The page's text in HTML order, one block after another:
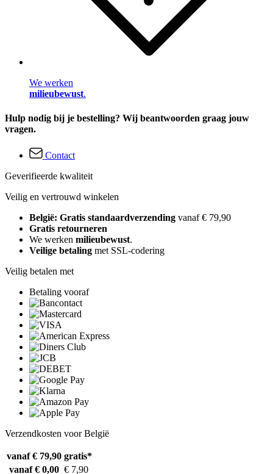
We werken
milieubewust.
Hulp nodig bij je bestelling? Wij beantwoorden graag jouw
vragen.
Contact
Geverifieerde kwaliteit
Veilig en vertrouwd winkelen
België: Gratis standaardverzending vanaf € 79,90
Gratis retourneren
We werken milieubewust.
Veilige betaling met SSL-codering
Veilig betalen met
Betaling vooraf
Verzendkosten voor België
vanaf € 79,90 gratis*
vanaf € 0,00 € 7,90